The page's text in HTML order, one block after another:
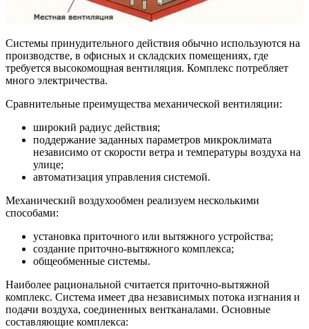
Системы принудительного действия обычно используются на
производстве, в офисных и складских помещениях, где
требуется высокомощная вентиляция. Комплекс потребляет
много электричества.
Сравнительные преимущества механической вентиляции:
широкий радиус действия;
поддержание заданных параметров микроклимата
независимо от скорости ветра и температуры воздуха на
улице;
автоматизация управления системой.
Механический воздухообмен реализуем несколькими
способами:
установка приточного или вытяжного устройства;
создание приточно-вытяжного комплекса;
общеобменные системы.
Наиболее рациональной считается приточно-вытяжной
комплекс. Система имеет два независимых потока изгнания и
подачи воздуха, соединенных вентканалами. Основные
составляющие комплекса: